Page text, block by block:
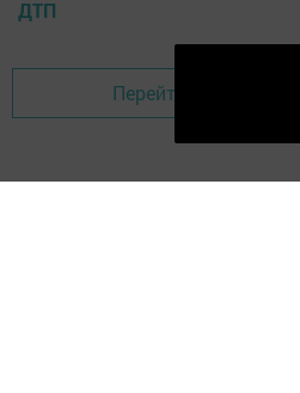
ДТП
Перейти на страницу